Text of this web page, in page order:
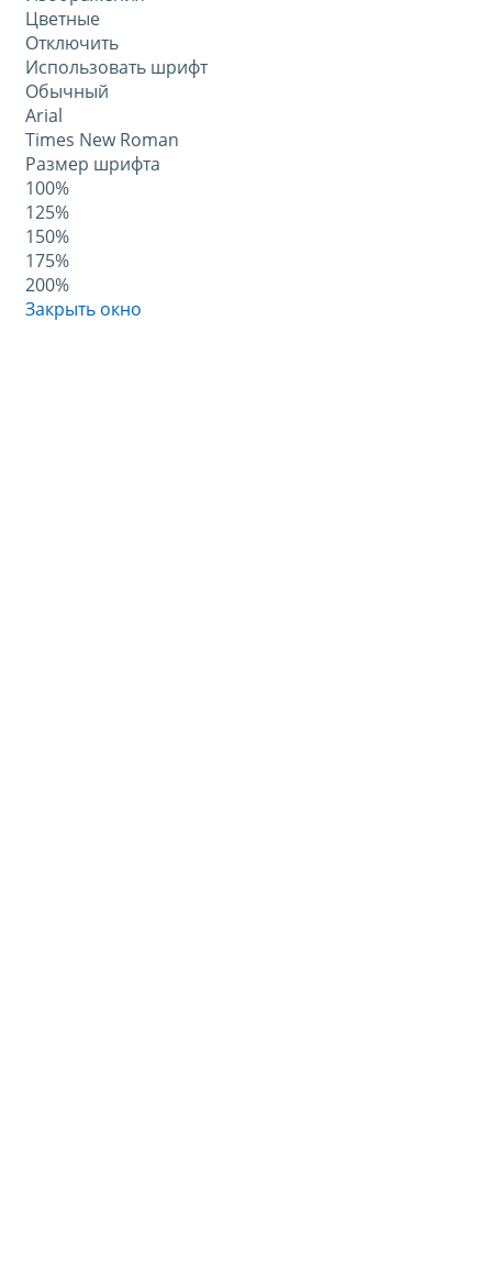
Цветные
Отключить
Использовать шрифт
Обычный
Arial
Times New Roman
Размер шрифта
100%
125%
150%
175%
200%
Закрыть окно